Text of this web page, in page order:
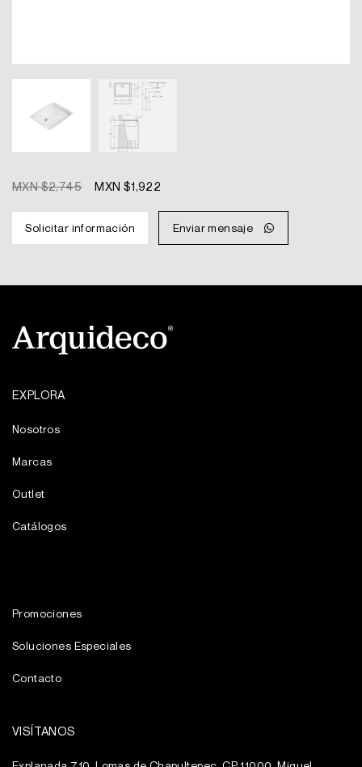
MXN $2,745
Original
MXN
MXN $1,922
Current
MXN
Solicitar información Enviar mensaje
EXPLORA
Nosotros
Marcas
Outlet
Catálogos
Promociones
Soluciones Especiales
Contacto
VISÍTANOS